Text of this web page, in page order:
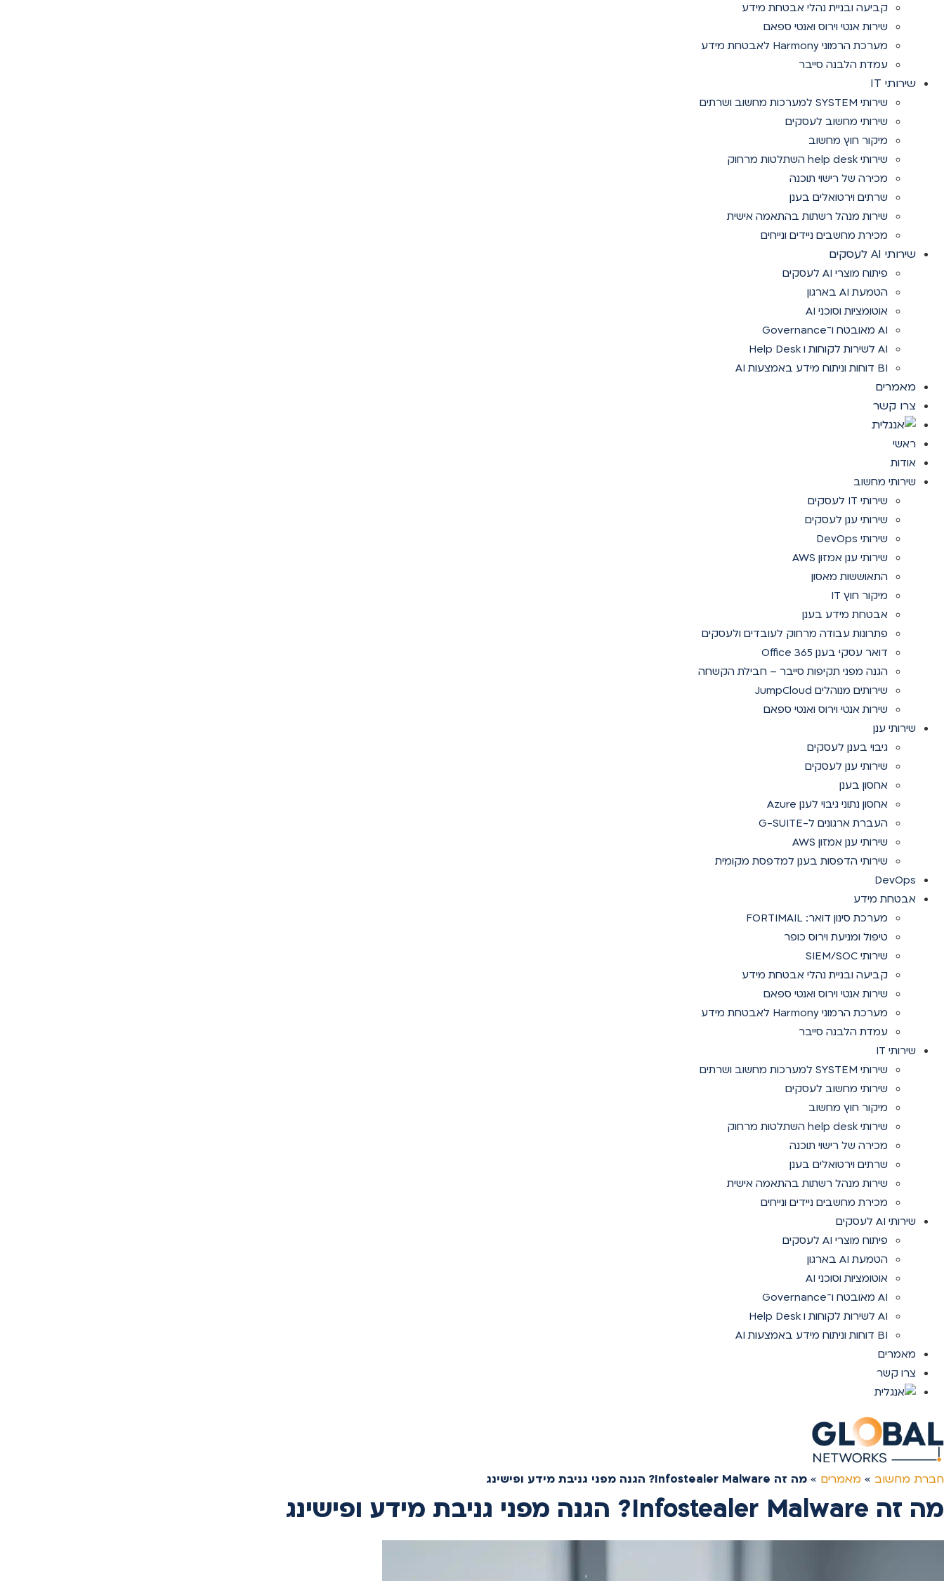
קביעה ובניית נהלי אבטחת מידע
שירות אנטי וירוס ואנטי ספאם
מערכת הרמוני Harmony לאבטחת מידע
עמדת הלבנה סייבר
שירותי IT
שירותי SYSTEM למערכות מחשוב ושרתים
שירותי מחשוב לעסקים
מיקור חוץ מחשוב
שירותי help desk השתלטות מרחוק
מכירה של רישוי תוכנה
שרתים וירטואלים בענן
שירות מנהל רשתות בהתאמה אישית
מכירת מחשבים ניידים ונייחים
שירותי AI לעסקים
פיתוח מוצרי AI לעסקים
הטמעת AI בארגון
אוטומציות וסוכני AI
AI מאובטח ו־Governance
AI לשירות לקוחות ו Help Desk
BI דוחות וניתוח מידע באמצעות AI
מאמרים
צרו קשר
ראשי
אודות
שירותי מחשוב
שירותי IT לעסקים
שירותי ענן לעסקים
שירותי DevOps
שירותי ענן אמזון AWS
התאוששות מאסון
מיקור חוץ IT
אבטחת מידע בענן
פתרונות עבודה מרחוק לעובדים ולעסקים
דואר עסקי בענן Office 365
הגנה מפני תקיפות סייבר – חבילת הקשחה
שירותים מנוהלים JumpCloud
שירות אנטי וירוס ואנטי ספאם
שירותי ענן
גיבוי בענן לעסקים
שירותי ענן לעסקים
אחסון בענן
אחסון נתוני גיבוי לענן Azure
העברת ארגונים ל-G-SUITE
שירותי ענן אמזון AWS
שירותי הדפסות בענן למדפסת מקומית
DevOps
אבטחת מידע
מערכת סינון דואר: FORTIMAIL
טיפול ומניעת וירוס כופר
שירותי SIEM/SOC
קביעה ובניית נהלי אבטחת מידע
שירות אנטי וירוס ואנטי ספאם
מערכת הרמוני Harmony לאבטחת מידע
עמדת הלבנה סייבר
שירותי IT
שירותי SYSTEM למערכות מחשוב ושרתים
שירותי מחשוב לעסקים
מיקור חוץ מחשוב
שירותי help desk השתלטות מרחוק
מכירה של רישוי תוכנה
שרתים וירטואלים בענן
שירות מנהל רשתות בהתאמה אישית
מכירת מחשבים ניידים ונייחים
שירותי AI לעסקים
פיתוח מוצרי AI לעסקים
הטמעת AI בארגון
אוטומציות וסוכני AI
AI מאובטח ו־Governance
AI לשירות לקוחות ו Help Desk
BI דוחות וניתוח מידע באמצעות AI
מאמרים
צרו קשר
חברת מחשוב » מאמרים » מה זה Infostealer Malware? הגנה מפני גניבת מידע ופישינג
מה זה Infostealer Malware? הגנה מפני גניבת מידע ופישינג